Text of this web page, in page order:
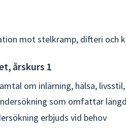
mot stelkramp, difteri och
årskurs 1
om inlärning, hälsa,
som omfattar
erbjuds vid behov